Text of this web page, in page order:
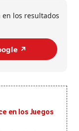
los resultados
↗️
en los Juegos